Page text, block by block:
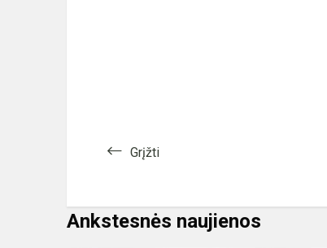
Grįžti
Ankstesnės naujienos